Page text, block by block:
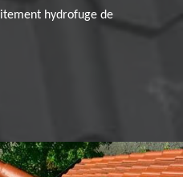
hydrofuge de